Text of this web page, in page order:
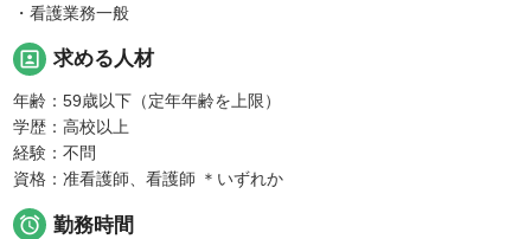
・看護業務一般
portrait 求める人材
年齢：59歳以下（定年年齢を上限）
学歴：高校以上
経験：不問
資格：准看護師、看護師 ＊いずれか
 勤務時間